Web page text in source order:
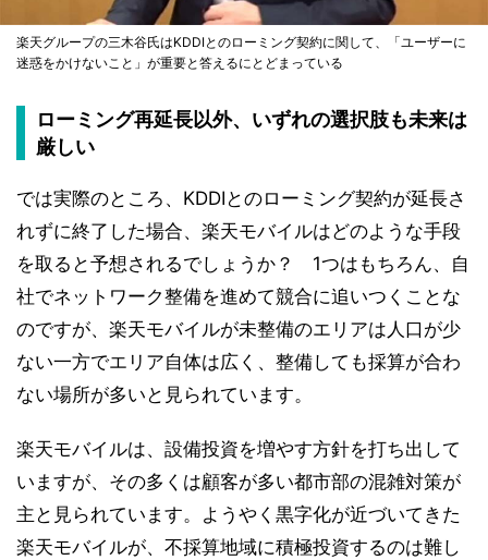
楽天グループの三木谷氏はKDDIとのローミング契約に関して、「ユーザーに
迷惑をかけないこと」が重要と答えるにとどまっている
ローミング再延長以外、いずれの選択肢も未来は
厳しい
では実際のところ、KDDIとのローミング契約が延長さ
れずに終了した場合、楽天モバイルはどのような手段
を取ると予想されるでしょうか？ 1つはもちろん、自
社でネットワーク整備を進めて競合に追いつくことな
のですが、楽天モバイルが未整備のエリアは人口が少
ない一方でエリア自体は広く、整備しても採算が合わ
ない場所が多いと見られています。
楽天モバイルは、設備投資を増やす方針を打ち出して
いますが、その多くは顧客が多い都市部の混雑対策が
主と見られています。ようやく黒字化が近づいてきた
楽天モバイルが、不採算地域に積極投資するのは難し